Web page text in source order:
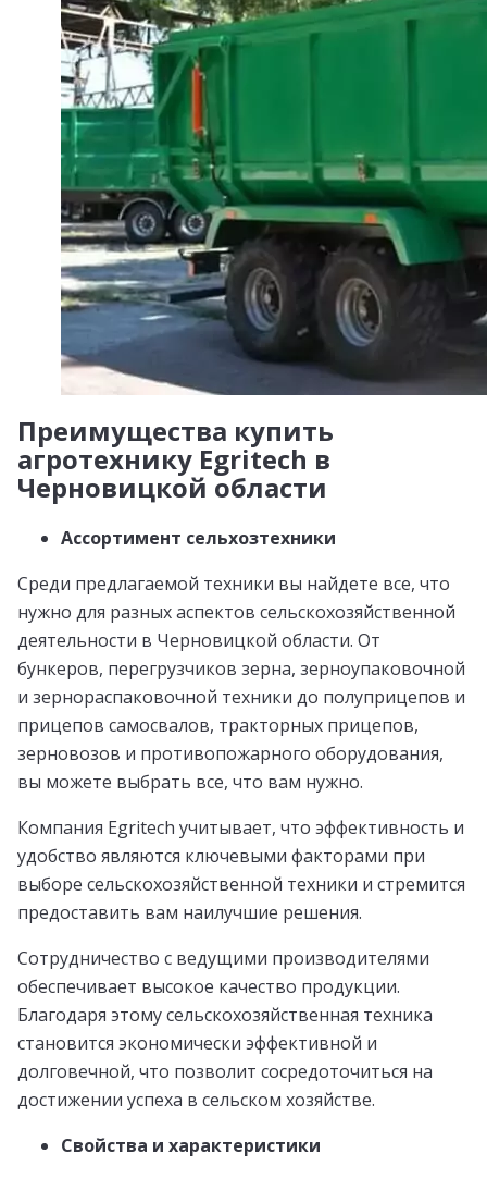
Преимущества купить
агротехнику Egritech в
Черновицкой области
Ассортимент сельхозтехники
Среди предлагаемой техники вы найдете все, что
нужно для разных аспектов сельскохозяйственной
деятельности в Черновицкой области. От
бункеров, перегрузчиков зерна, зерноупаковочной
и зернораспаковочной техники до полуприцепов и
прицепов самосвалов, тракторных прицепов,
зерновозов и противопожарного оборудования,
вы можете выбрать все, что вам нужно.
Компания Egritech учитывает, что эффективность и
удобство являются ключевыми факторами при
выборе сельскохозяйственной техники и стремится
предоставить вам наилучшие решения.
Сотрудничество с ведущими производителями
обеспечивает высокое качество продукции.
Благодаря этому сельскохозяйственная техника
становится экономически эффективной и
долговечной, что позволит сосредоточиться на
достижении успеха в сельском хозяйстве.
Свойства и характеристики